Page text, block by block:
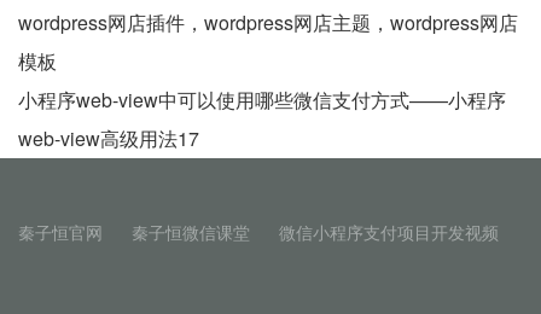
wordpress网店插件，wordpress网店主题，wordpress网店
模板
小程序web-view中可以使用哪些微信支付方式——小程序
web-view高级用法17
秦子恒官网 秦子恒微信课堂 微信小程序支付项目开发视频